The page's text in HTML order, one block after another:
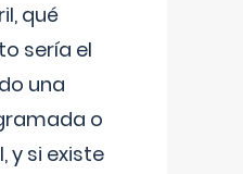
qué
sería el
una
o
y si existe